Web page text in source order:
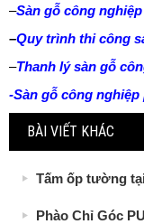
–Sàn gỗ công
–Quy trình thi công
–Thanh lý sàn gỗ
-Sàn gỗ công
BÀI VIẾT KHÁC
Tấm ốp tường
Phào Chỉ Góc